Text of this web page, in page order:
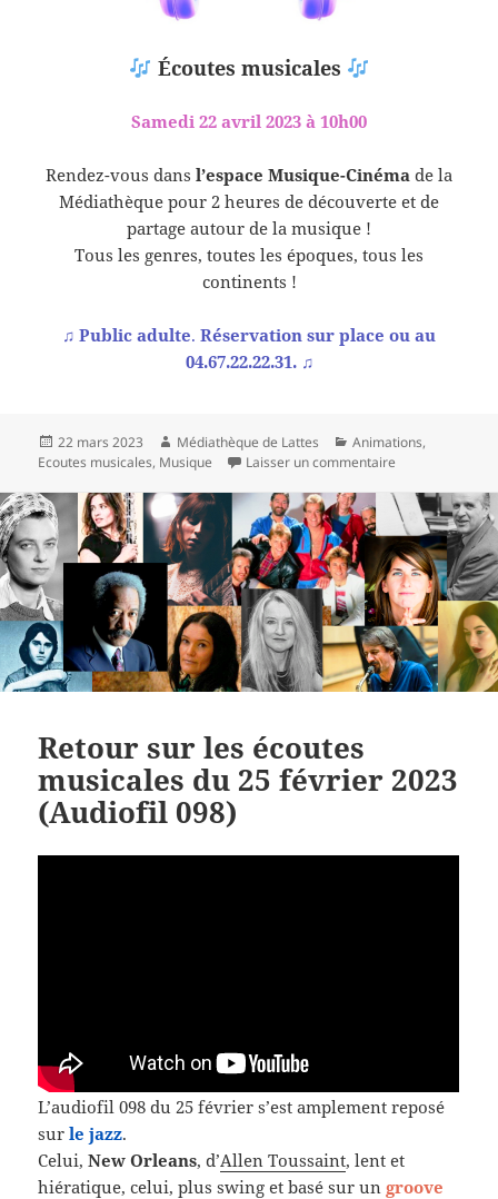
Écoutes musicales
Samedi 22 avril 2023 à 10h00
Rendez-vous dans l’espace Musique-Cinéma de la
Médiathèque pour 2 heures de découverte et de
partage autour de la musique !
Tous les genres, toutes les époques, tous les
continents !
♫ Public adulte. Réservation sur place ou au
04.67.22.22.31.♫
Publié
le
22 mars 2023 Auteur
Médiathèque de Lattes Catégories
Animations,
Ecoutes musicales, Musique Laisser un commentaire
Retour sur les écoutes
musicales du 25 février 2023
(Audiofil 098)
L’audiofil 098 du 25 février s’est amplement reposé
surle jazz.
Celui,New Orleans, d’Allen Toussaint, lent et
hiératique, celui, plus swing et basé sur ungroove